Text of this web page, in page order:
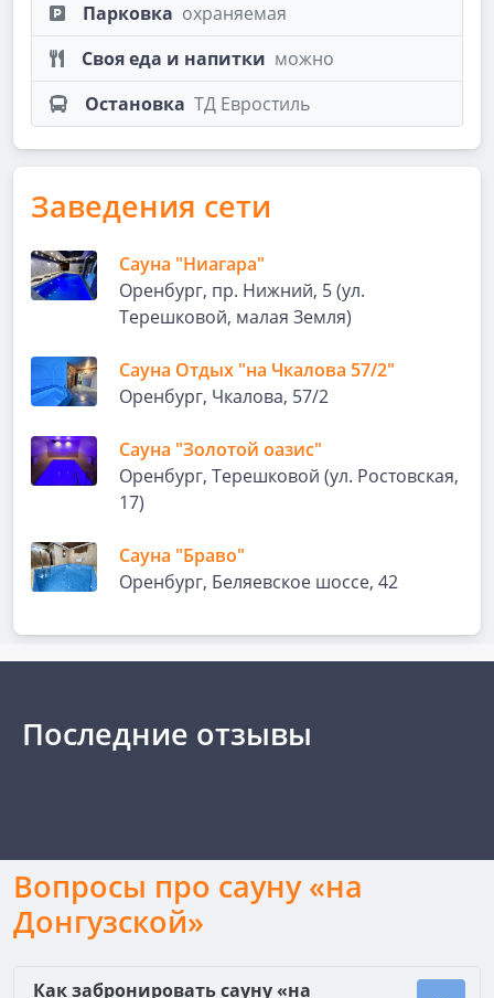
Парковка охраняемая
Своя еда и напитки можно
Остановка ТД Евростиль
Заведения сети
Сауна "Ниагара"
Оренбург, пр. Нижний, 5 (ул.
Терешковой, малая Земля)
Сауна Отдых "на Чкалова 57/2"
Оренбург, Чкалова, 57/2
Сауна "Золотой оазис"
Оренбург, Терешковой (ул. Ростовская,
17)
Сауна "Браво"
Оренбург, Беляевское шоссе, 42
Последние отзывы
Вопросы про сауну «на
Донгузской»
Как забронировать сауну «на